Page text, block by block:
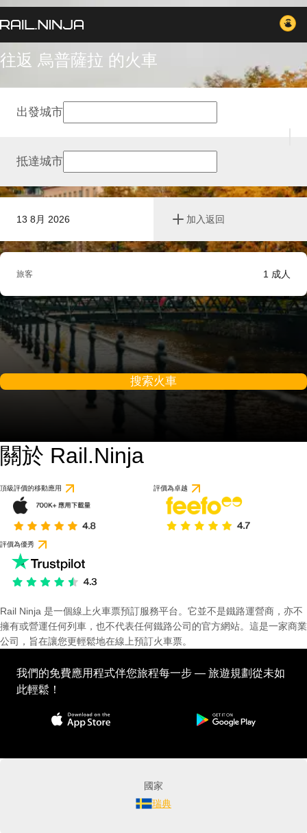
往返 烏普薩拉 的火車
13 8月 2026 加入返回
出發城市
抵達城市
旅客 1 成人
搜索火車
關於 Rail.Ninja
頂級評價的移動應用 評價為卓越
評價為優秀
Rail Ninja 是一個線上火車票預訂服務平台。它並不是鐵路運營商，亦不
擁有或營運任何列車，也不代表任何鐵路公司的官方網站。這是一家商業
公司，旨在讓您更輕鬆地在線上預訂火車票。
我們的免費應用程式伴您旅程每一步 — 旅遊規劃從未如
此輕鬆！
國家
瑞典